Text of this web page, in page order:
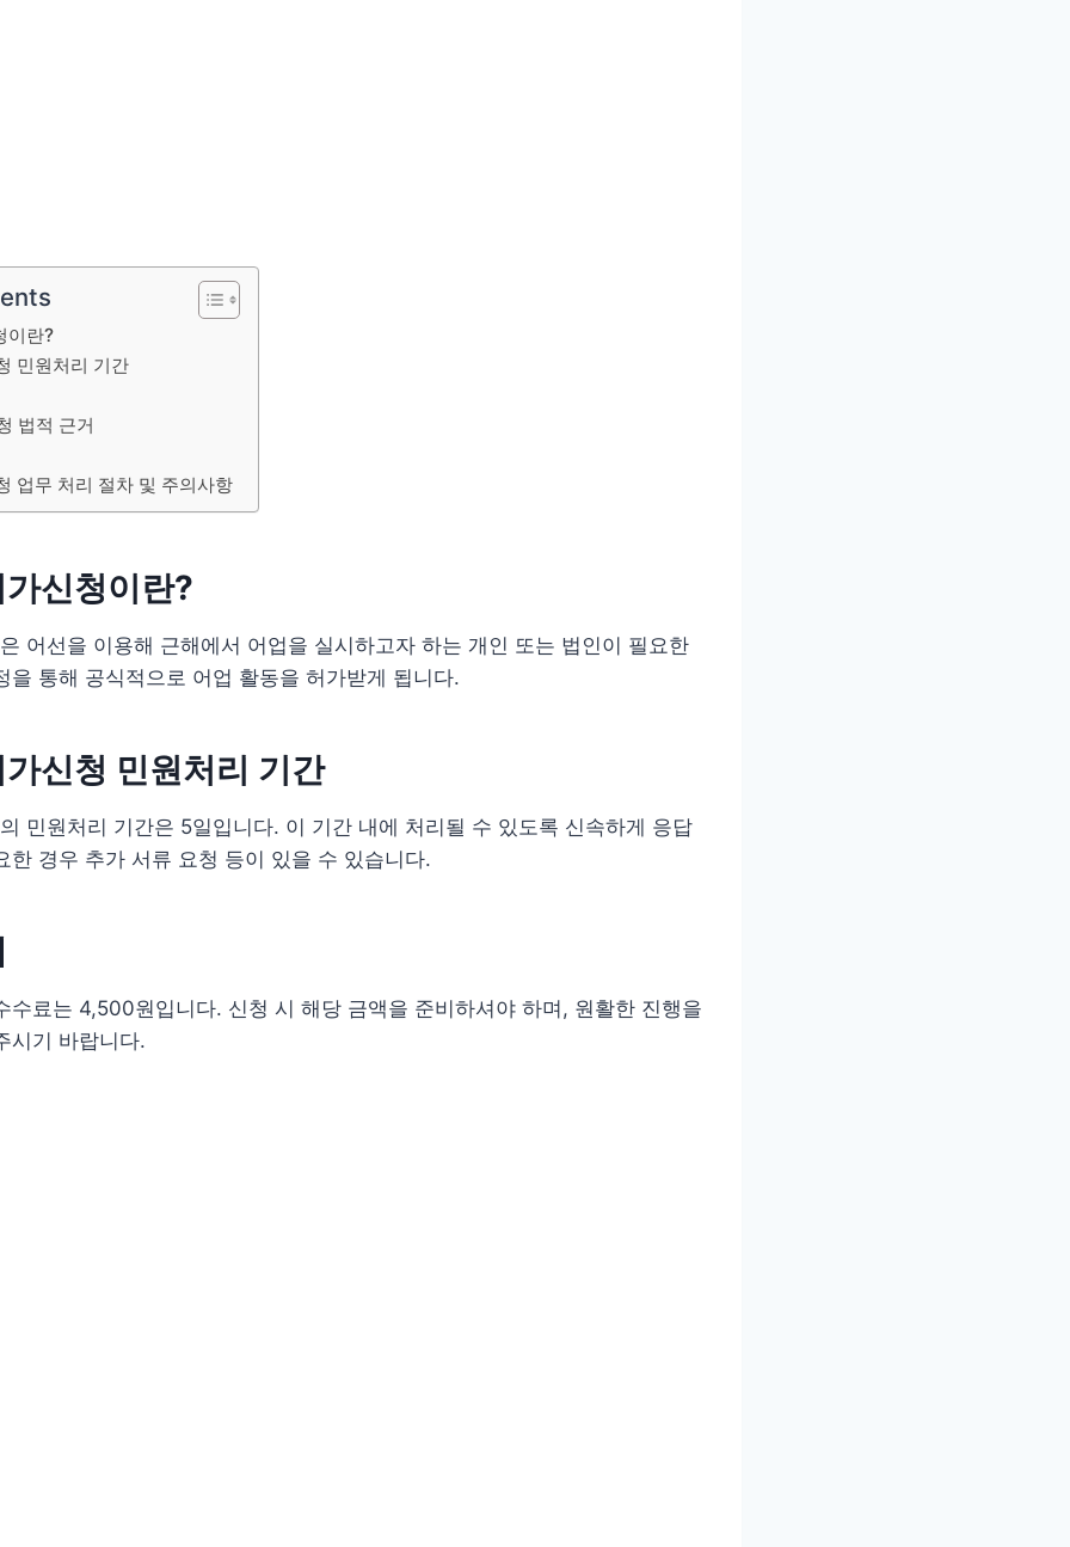
이란?
민원처리 기간
법적 근거
업무 처리 절차 및 주의사항
신청이란?
어선을 이용해 근해에서 어업을 실시하고자 하는 개인 또는 법인이 필요한
을 통해 공식적으로 어업 활동을 허가받게 됩니다.
신청 민원처리 기간
민원처리 기간은 5일입니다. 이 기간 내에 처리될 수 있도록 신속하게 응답
한 경우 추가 서류 요청 등이 있을 수 있습니다.
수료는 4,500원입니다. 신청 시 해당 금액을 준비하셔야 하며, 원활한 진행을
시기 바랍니다.